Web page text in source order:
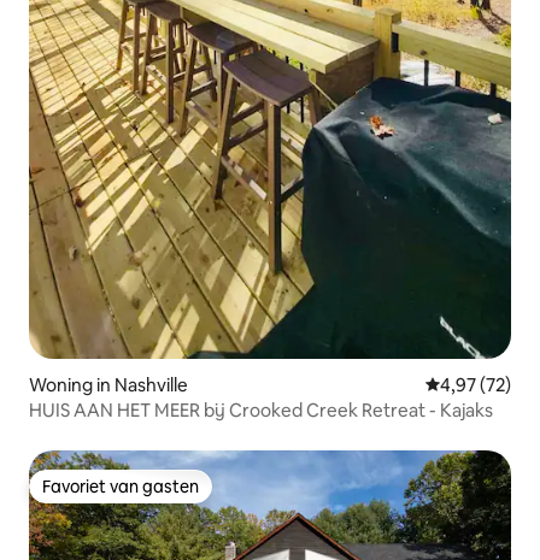
Woning in Nashville Gemiddelde
4,97 (72)
HUIS AAN HET MEER bij Crooked Creek Retreat - Kajaks
Favoriet van gasten
Favoriet van gasten